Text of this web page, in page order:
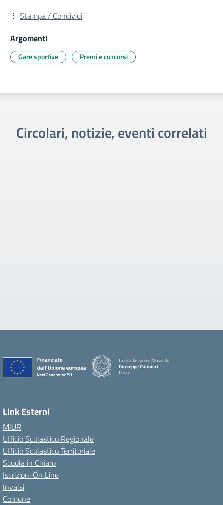
Stampa / Condividi
Argomenti
Gare sportive Premi e concorsi
Circolari, notizie, eventi correlati
Liceo Classico e Musicale
Giuseppe Palmieri
Lecce
Link Esterni
MIUR
Ufficio Scolastico Regionale
Ufficio Scolastico Territoriale
Scuola in Chiaro
Iscrizioni On Line
Invalsi
Comune